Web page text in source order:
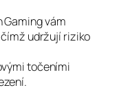
Gaming vám
udržují riziko
točeními